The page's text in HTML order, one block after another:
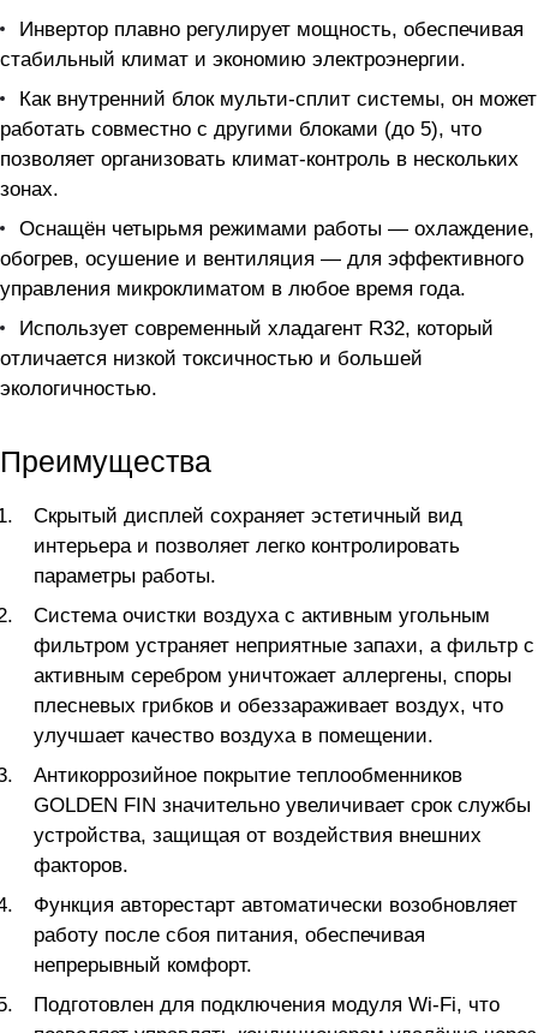
Инвертор плавно регулирует мощность, обеспечивая
стабильный климат и экономию электроэнергии.
Как внутренний блок мульти-сплит системы, он может
работать совместно с другими блоками (до 5), что
позволяет организовать климат-контроль в нескольких
зонах.
Оснащён четырьмя режимами работы — охлаждение,
обогрев, осушение и вентиляция — для эффективного
управления микроклиматом в любое время года.
Использует современный хладагент R32, который
отличается низкой токсичностью и большей
экологичностью.
Преимущества
Скрытый дисплей сохраняет эстетичный вид
интерьера и позволяет легко контролировать
параметры работы.
Система очистки воздуха с активным угольным
фильтром устраняет неприятные запахи, а фильтр с
активным серебром уничтожает аллергены, споры
плесневых грибков и обеззараживает воздух, что
улучшает качество воздуха в помещении.
Антикоррозийное покрытие теплообменников
GOLDEN FIN значительно увеличивает срок службы
устройства, защищая от воздействия внешних
факторов.
Функция авторестарт автоматически возобновляет
работу после сбоя питания, обеспечивая
непрерывный комфорт.
Подготовлен для подключения модуля Wi-Fi, что